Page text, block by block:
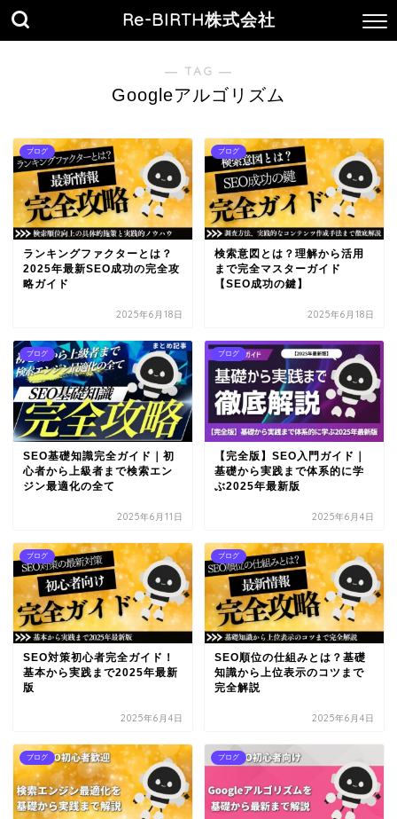
Re-BIRTH株式会社
― TAG ―
Googleアルゴリズム
ブログ
ランキングファクターとは？
2025年最新SEO成功の完全攻
略ガイド
2025年6月18日
ブログ
検索意図とは？理解から活用
まで完全マスターガイド
【SEO成功の鍵】
2025年6月18日
ブログ
SEO基礎知識完全ガイド｜初
心者から上級者まで検索エン
ジン最適化の全て
2025年6月11日
ブログ
【完全版】SEO入門ガイド｜
基礎から実践まで体系的に学
ぶ2025年最新版
2025年6月4日
ブログ
SEO対策初心者完全ガイド！
基本から実践まで2025年最新
版
2025年6月4日
ブログ
SEO順位の仕組みとは？基礎
知識から上位表示のコツまで
完全解説
2025年6月4日
ブログ ブログ